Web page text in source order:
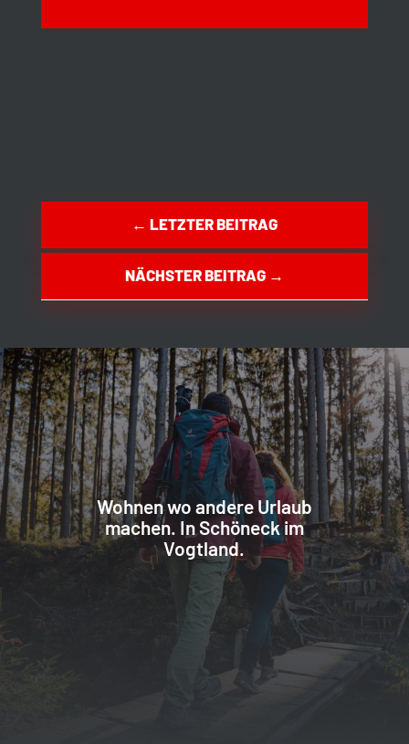
← LETZTER BEITRAG
NÄCHSTER BEITRAG→
Wohnen wo andere Urlaub
machen. In Schöneck im
Vogtland.